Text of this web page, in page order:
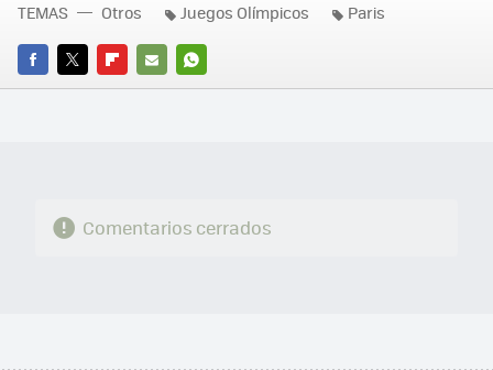
FACEBOOK
TWITTERFLIPBOARD
E-
WHATSAPP
TEMAS Otros Juegos Olímpicos Paris
Comentarios cerrados